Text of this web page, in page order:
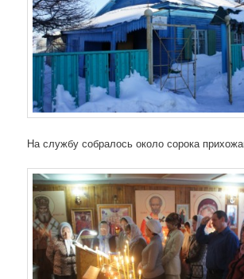
На службу собралось около сорока